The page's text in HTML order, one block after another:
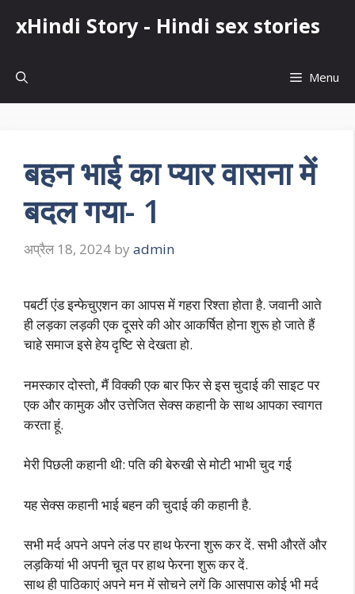
xHindi Story - Hindi sex stories
Menu
बहन भाई का प्यार वासना में
बदल गया- 1
अप्रैल 18, 2024 by admin
पबर्टी एंड इन्फेचुएशन का आपस में गहरा रिश्ता होता है. जवानी आते
ही लड़का लड़की एक दूसरे की ओर आकर्षित होना शुरू हो जाते हैं
चाहे समाज इसे हेय दृष्टि से देखता हो.
नमस्कार दोस्तो, मैं विक्की एक बार फिर से इस चुदाई की साइट पर
एक और कामुक और उत्तेजित सेक्स कहानी के साथ आपका स्वागत
करता हूं.
मेरी पिछली कहानी थी: पति की बेरुखी से मोटी भाभी चुद गई
यह सेक्स कहानी भाई बहन की चुदाई की कहानी है.
सभी मर्द अपने अपने लंड पर हाथ फेरना शुरू कर दें. सभी औरतें और
लड़कियां भी अपनी चूत पर हाथ फेरना शुरू कर दें.
साथ ही पाठिकाएं अपने मन में सोचने लगें कि आसपास कोई भी मर्द